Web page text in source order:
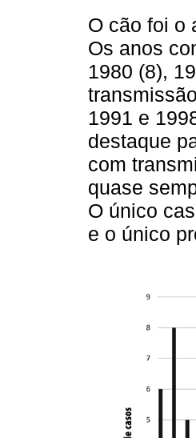
O cão foi o
Os anos
1980 (8),
1991 e
destaque
com
quase
O único
e o único